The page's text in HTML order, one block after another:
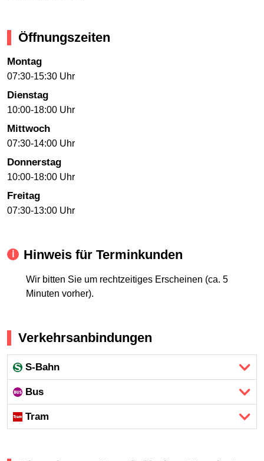
Öffnungszeiten
Montag
07:30-15:30 Uhr
Dienstag
10:00-18:00 Uhr
Mittwoch
07:30-14:00 Uhr
Donnerstag
10:00-18:00 Uhr
Freitag
07:30-13:00 Uhr
Hinweis für Terminkunden
Wir bitten Sie um rechtzeitiges Erscheinen (ca. 5
Minuten vorher).
Verkehrsanbindungen
S-Bahn
Bus
Tram